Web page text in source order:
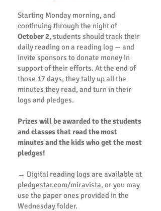
Starting Monday morning, and
continuing through the night of
October 2, students should track their
daily reading on a reading log — and
invite sponsors to donate money in
support of their efforts. At the end of
those 17 days, they tally up all the
minutes they read, and turn in their
logs and pledges.
Prizes will be awarded to the students
and classes that read the most
minutes and the kids who get the most
pledges!
→ Digital reading logs are available at
pledgestar.com/miravista, or you may
use the paper ones provided in the
Wednesday folder.